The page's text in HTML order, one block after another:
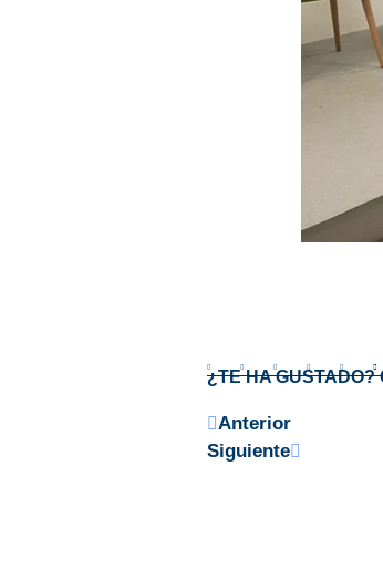
¿TE HA GUSTADO?
Anterior
Siguiente